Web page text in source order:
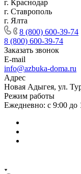
г. Краснодар
г. Ставрополь
г. Ялта
8 (800) 600-39-74
8 (800) 600-39-74
Заказать звонок
E-mail
info@azbuka-doma.ru
Адрес
Новая Адыгея, ул.
Режим работы
Ежедневно: с 9:00 до